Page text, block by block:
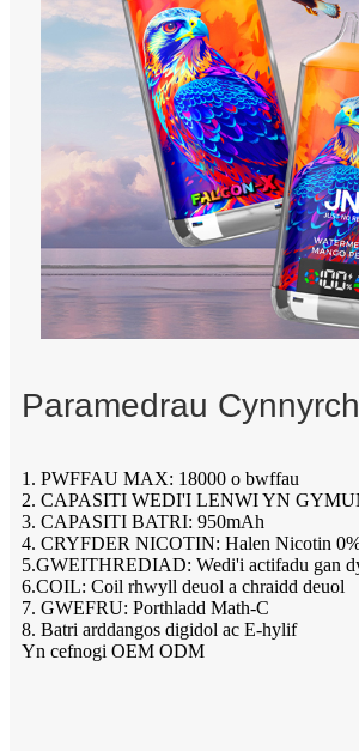
Paramedrau Cynnyrch
1. PWFFAU MAX: 18000 o bwffau
2. CAPASITI WEDI'I LENWI YN
3. CAPASITI BATRI: 950mAh
4. CRYFDER NICOTIN: Halen Nicotin
5.GWEITHREDIAD: Wedi'i actifadu gan
6.COIL: Coil rhwyll deuol a chraidd deuol
7. GWEFRU: Porthladd Math-C
8. Batri arddangos digidol ac E-hylif
Yn cefnogi OEM ODM